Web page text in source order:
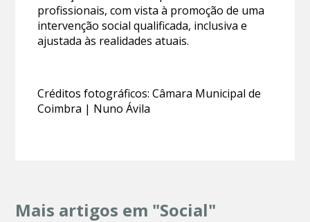
profissionais, com vista à promoção de uma
intervenção social qualificada, inclusiva e
ajustada às realidades atuais.
Créditos fotográficos: Câmara Municipal de
Coimbra | Nuno Ávila
Mais artigos em "Social"